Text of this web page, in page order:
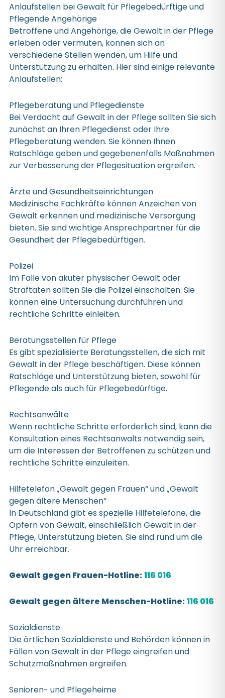
Anlaufstellen bei Gewalt für Pflegebedürftige und
Pflegende Angehörige
Betroffene und Angehörige, die Gewalt in der Pflege
erleben oder vermuten, können sich an
verschiedene Stellen wenden, um Hilfe und
Unterstützung zu erhalten. Hier sind einige relevante
Anlaufstellen:
Pflegeberatung und Pflegedienste
Bei Verdacht auf Gewalt in der Pflege sollten Sie sich
zunächst an Ihren Pflegedienst oder Ihre
Pflegeberatung wenden. Sie können Ihnen
Ratschläge geben und gegebenenfalls Maßnahmen
zur Verbesserung der Pflegesituation ergreifen.
Ärzte und Gesundheitseinrichtungen
Medizinische Fachkräfte können Anzeichen von
Gewalt erkennen und medizinische Versorgung
bieten. Sie sind wichtige Ansprechpartner für die
Gesundheit der Pflegebedürftigen.
Polizei
Im Falle von akuter physischer Gewalt oder
Straftaten sollten Sie die Polizei einschalten. Sie
können eine Untersuchung durchführen und
rechtliche Schritte einleiten.
Beratungsstellen für Pflege
Es gibt spezialisierte Beratungsstellen, die sich mit
Gewalt in der Pflege beschäftigen. Diese können
Ratschläge und Unterstützung bieten, sowohl für
Pflegende als auch für Pflegebedürftige.
Rechtsanwälte
Wenn rechtliche Schritte erforderlich sind, kann die
Konsultation eines Rechtsanwalts notwendig sein,
um die Interessen der Betroffenen zu schützen und
rechtliche Schritte einzuleiten.
Hilfetelefon „Gewalt gegen Frauen“ und „Gewalt
gegen ältere Menschen“
In Deutschland gibt es spezielle Hilfetelefone, die
Opfern von Gewalt, einschließlich Gewalt in der
Pflege, Unterstützung bieten. Sie sind rund um die
Uhr erreichbar.
Gewalt gegen Frauen-Hotline:116 016
Gewalt gegen ältere Menschen-Hotline:116 016
Sozialdienste
Die örtlichen Sozialdienste und Behörden können in
Fällen von Gewalt in der Pflege eingreifen und
Schutzmaßnahmen ergreifen.
Senioren- und Pflegeheime